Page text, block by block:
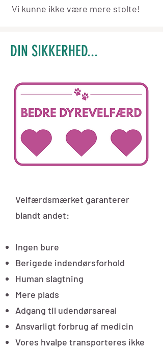
Vi kunne ikke være mere stolte!
DIN SIKKERHED...
Velfærdsmærket garanterer
blandt andet:
Ingen bure
Berigede indendørsforhold
Human slagtning
Mere plads
Adgang til udendørsareal
Ansvarligt forbrug af medicin
Vores hvalpe transporteres ikke